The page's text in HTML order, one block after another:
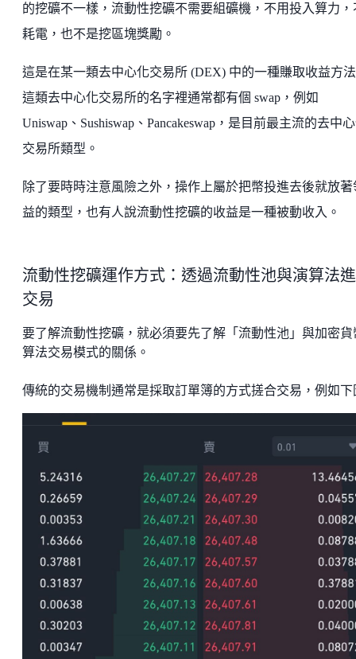
的挖礦不一樣，流動性挖礦不需要組礦機，不用投入算力，
耗電，也不是挖區塊獎勵。
這是在某一類去中心化交易所 (DEX) 中的一種賺取收益方
這類去中心化交易所的名字裡通常都有個 swap，例如
Uniswap、Sushiswap、Pancakeswap，是目前最主流的去中
交易所類型。
除了要時時注意風險之外，操作上屬於把幣投進去後就放著
益的類型，也有人說流動性挖礦的收益是一種被動收入。
流動性挖礦運作方式：透過流動性池與演算法
交易
要了解流動性挖礦，就必須要先了解「流動性池」與加密貨
算法交易模式的關係。
傳統的交易機制通常是採取訂單簿的方式搓合交易，例如下